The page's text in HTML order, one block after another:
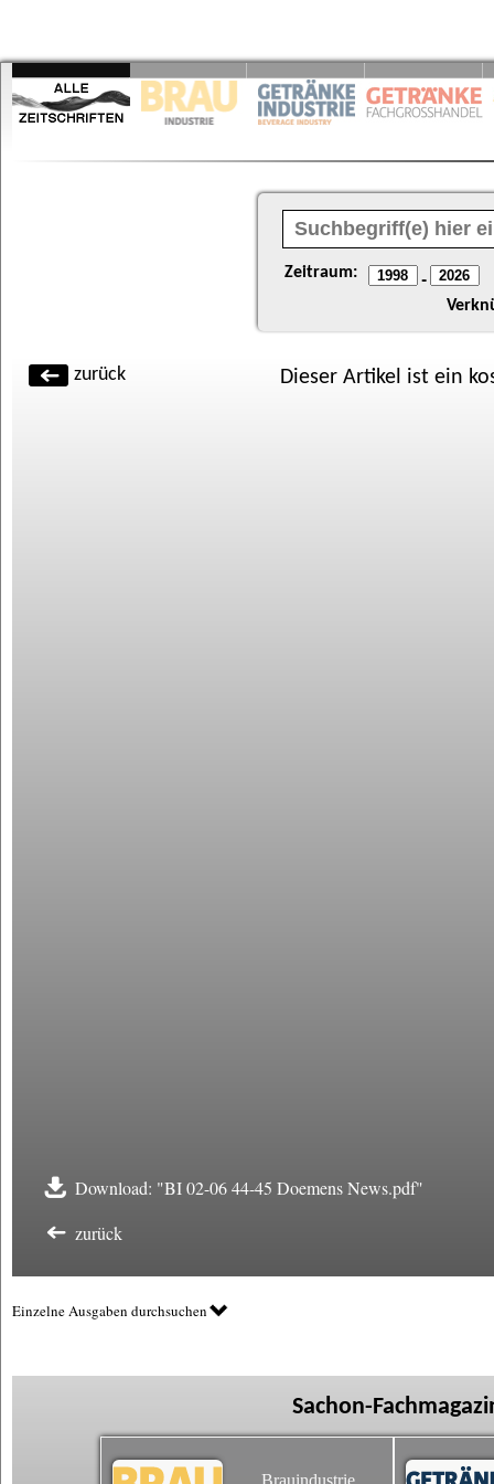
Zeitraum: -
zurück Dieser Artikel ist ein
Download: "BI 02-06 44-45 Doemens News.pdf"
zurück
Einzelne Ausgaben durchsuchen
Sachon-
Brauindustrie